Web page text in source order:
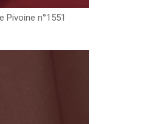
Pivoine n°1551